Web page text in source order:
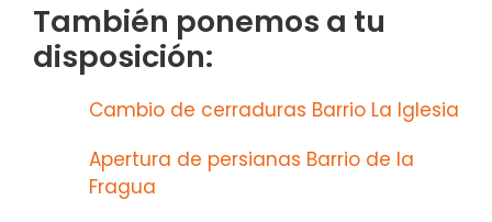
También ponemos a tu
disposición:
Cambio de cerraduras Barrio La Iglesia
Apertura de persianas Barrio de la
Fragua